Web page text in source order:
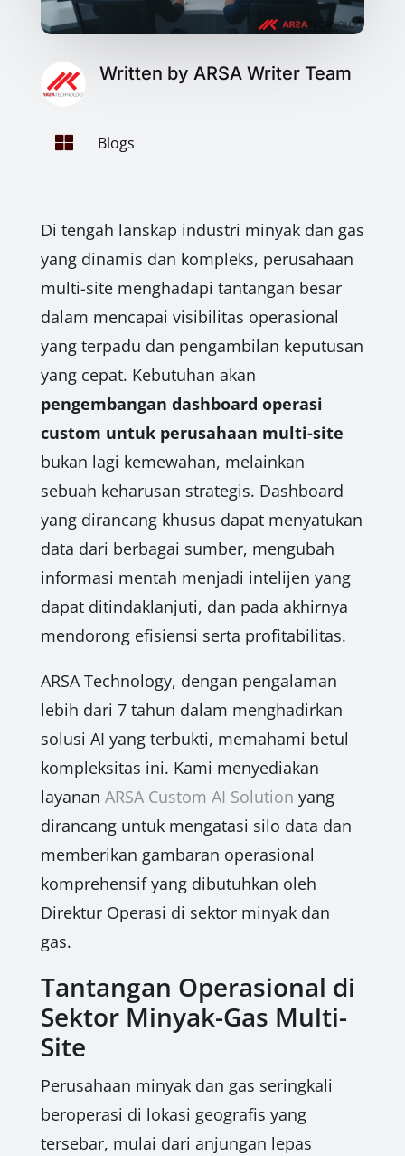
Written by ARSA Writer Team
 Blogs
Di tengah lanskap industri minyak dan gas
yang dinamis dan kompleks, perusahaan
multi-site menghadapi tantangan besar
dalam mencapai visibilitas operasional
yang terpadu dan pengambilan keputusan
yang cepat. Kebutuhan akan
pengembangan dashboard operasi
custom untuk perusahaan multi-site
bukan lagi kemewahan, melainkan
sebuah keharusan strategis. Dashboard
yang dirancang khusus dapat menyatukan
data dari berbagai sumber, mengubah
informasi mentah menjadi intelijen yang
dapat ditindaklanjuti, dan pada akhirnya
mendorong efisiensi serta profitabilitas.
ARSA Technology, dengan pengalaman
lebih dari 7 tahun dalam menghadirkan
solusi AI yang terbukti, memahami betul
kompleksitas ini. Kami menyediakan
layanan ARSA Custom AI Solution yang
dirancang untuk mengatasi silo data dan
memberikan gambaran operasional
komprehensif yang dibutuhkan oleh
Direktur Operasi di sektor minyak dan
gas.
Tantangan Operasional di
Sektor Minyak-Gas Multi-
Site
Perusahaan minyak dan gas seringkali
beroperasi di lokasi geografis yang
tersebar, mulai dari anjungan lepas